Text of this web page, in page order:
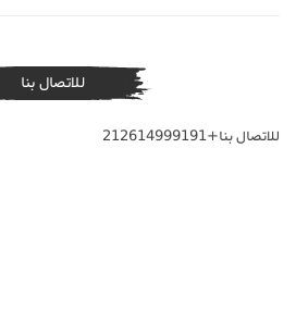
للاتصال بنا
للاتصال بنا+212614999191